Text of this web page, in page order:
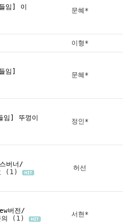
임]
이
문혜*
이형*
임]
문혜*
임]
뚜껑이
정인*
버너/
(1)
허선
버전/
(1)
서현*